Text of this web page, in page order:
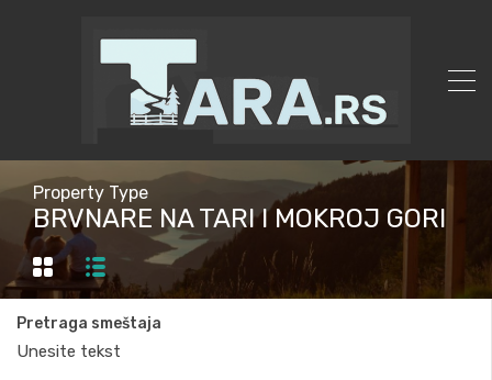
Property Type
BRVNARE NA TARI I MOKROJ GORI
Pretraga smeštaja